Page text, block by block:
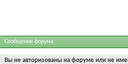
Сообщение форума
Вы не авторизованы на форуме или не